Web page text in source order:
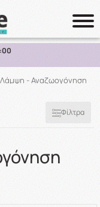
2KG ΣΕ ΕΛΛΑΔΑ
Λάμψη - Αναζωογόνηση
Φίλτρα